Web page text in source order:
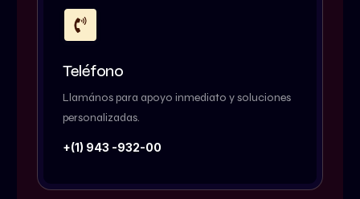
Teléfono
Llamános para apoyo inmediato y soluciones
personalizadas.
+(1) 943 -932-00